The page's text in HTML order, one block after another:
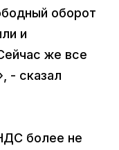
оборот
и
же все
- сказал
более не